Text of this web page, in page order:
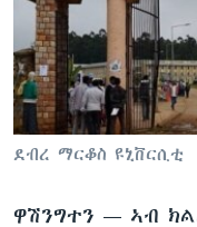
ቂሔ ጽልሚ
ቋንቋታት
ደብረ ማርቆስ ዩኒቨርሲቲ
ዋሽንግተን — ኣብ